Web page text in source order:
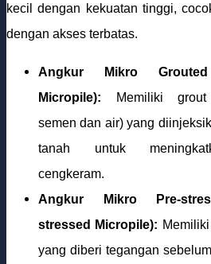
kecil dengan kekuatan tinggi,
dengan akses terbatas.
Angkur Mikro Grouted
Micropile): Memiliki grout
semen dan air) yang
tanah untuk
cengkeram.
Angkur Mikro Pre-
stressed Micropile):
yang diberi tegangan